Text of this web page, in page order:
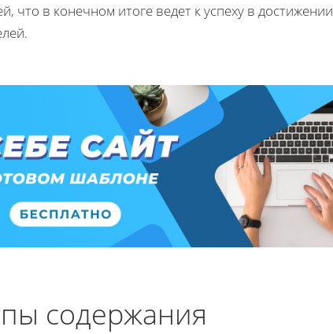
что в конечном итоге ведет к успеху в достижении
содержания